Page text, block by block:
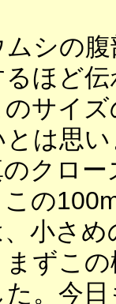
シの腹
ほど
サイ
は思
クロー
の
小さめ
ずこ
。今